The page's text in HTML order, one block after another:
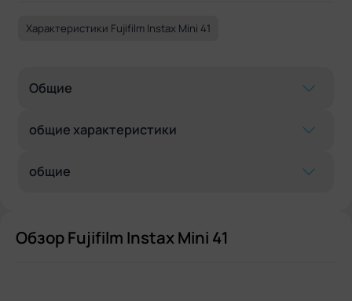
Характеристики Fujifilm Instax Mini 41
Общие
общие характеристики
общие
Обзор Fujifilm Instax Mini 41